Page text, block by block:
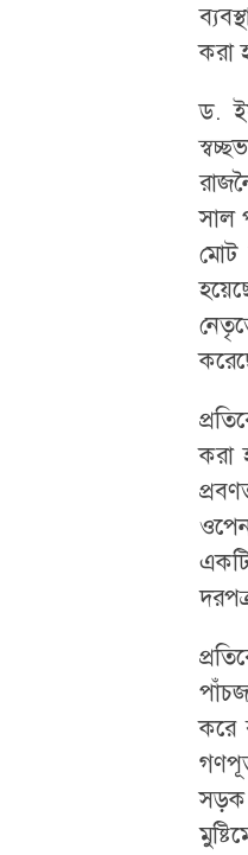
করা
ড.
সাল
মোট
করা
করে
সড়ক